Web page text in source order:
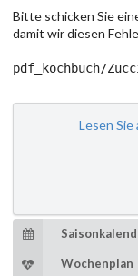
Bitte schicken Sie
damit wir diesen
pdf_kochbuch/
Lesen Sie
Wochenplan